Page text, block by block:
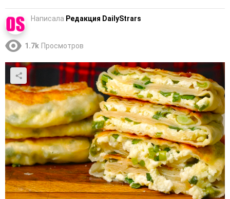
Написала Редакция DailyStrars
1.7k Просмотров